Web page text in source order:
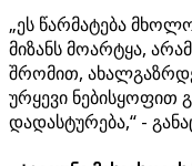
„ეს წარმატება
მიზანს მოარტყა,
შრომით,
ურყევი ნებისყოფით
დადასტურება,“ -